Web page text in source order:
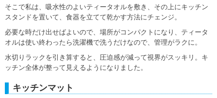
そこで私は、吸水性のよいティータオルを敷き、その上にキッチン
スタンドを置いて、食器を立てて乾かす方法にチェンジ。
必要な時だけ出せばよいので、場所がコンパクトになり、ティータ
オルは使い終わったら洗濯機で洗うだけなので、管理がラクに。
水切りラックを引き算すると、圧迫感が減って視界がスッキリ。キ
ッチン全体が整って見えるようになりました。
キッチンマット